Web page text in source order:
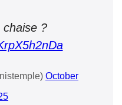
chaise ?
October